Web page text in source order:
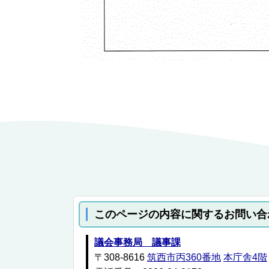
このページの内容に関するお問い
議会事務局 議事課
〒308-8616 筑西市丙360番地 本庁舎4階